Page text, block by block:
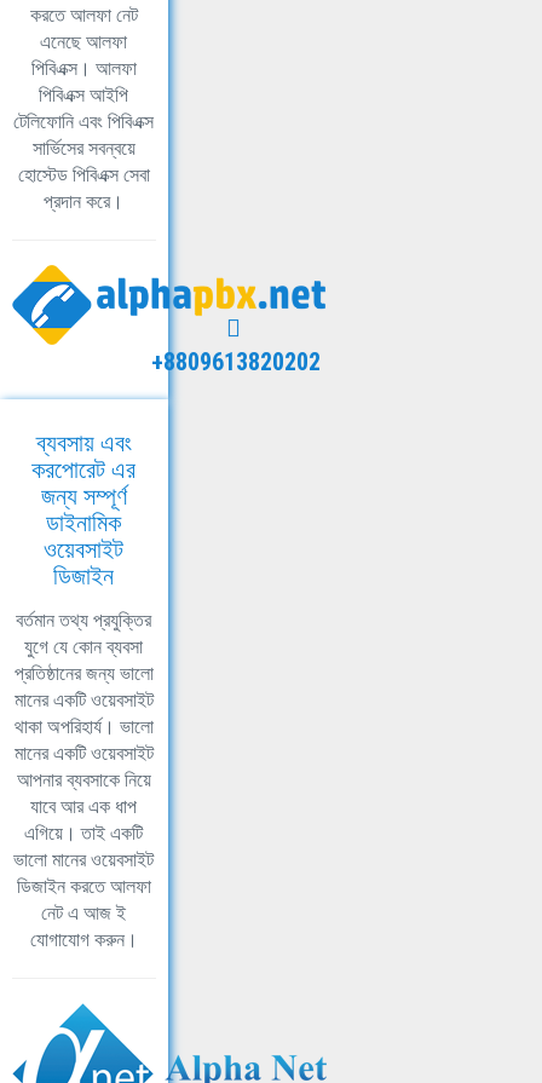
করতে আলফা নেট
এনেছে আলফা
পিবিএক্স। আলফা
পিবিএক্স আইপি
টেলিফোনি এবং পিবিএক্স
সার্ভিসের সবন্বয়ে
হোস্টেড পিবিএক্স সেবা
প্রদান করে।
+8809613820202
ব্যবসায় এবং
করপোরেট এর
জন্য সম্পূর্ণ
ডাইনামিক
ওয়েবসাইট
ডিজাইন
বর্তমান তথ্য প্রযুক্তির
যুগে যে কোন ব্যবসা
প্রতিষ্ঠানের জন্য ভালো
মানের একটি ওয়েবসাইট
থাকা অপরিহার্য। ভালো
মানের একটি ওয়েবসাইট
আপনার ব্যবসাকে নিয়ে
যাবে আর এক ধাপ
এগিয়ে। তাই একটি
ভালো মানের ওয়েবসাইট
ডিজাইন করতে আলফা
নেট এ আজ ই
যোগাযোগ করুন।